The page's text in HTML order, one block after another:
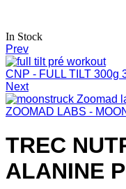
In Stock
Prev
CNP - FULL TILT 300g
Next
ZOOMAD LABS -
TREC
ALANINE